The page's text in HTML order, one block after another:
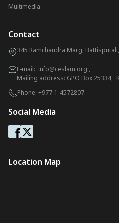
Multimedia
Contact
345 Ramchandra Marg,
E-mail: info@ceslam.org ,
Mailing address: GPO Box 25334,
Phone: +977-1-4572807
Social Media
Location Map